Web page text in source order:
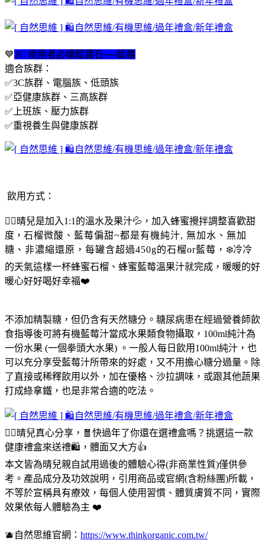
💙3C 使用者必備藍寶石──藍莓
適合族群：
✅️3C族群、電腦族、低頭族
✅️亞健康族群、三高族群
✅️上班族、壓力族群
✅️重視養生與健康族群
飲用方式：
🧚‍♀️晴兒是加入1:1的溫水及果汁💦，加入蜂蜜攪拌調整喜歡甜
度， 石榴微酸、藍莓偏甜~都是有機純汁, 無加水、無加
糖、非濃縮還原，每罐含超過450g的石榴or藍莓， ❄️冷冷
的天氣這樣一杯蜂蜜石榴、蜂蜜藍莓溫果汁就完成，暖暖的好
暖心好好喝好幸福❤️
不添加精製糖，但仍含有天然糖分。糖尿病患在經過營養師飲
食指導後可將有機藍莓汁當成水果類食物攝取，100ml純汁為
一份水果 (一個拳頭大水果) 。一般人每日飲用100ml純汁，也
可以充分享受藍莓汁所帶來的好處，又不用擔心糖分過量。除
了直接或稀釋飲用以外，加在優格、沙拉調味，或跟其他蔬果
打成綠拿鐵，也是非常合適的吃法。
🧚‍♀️晴兒真心分享，🧧快過年了你還在選禮盒嗎？挑選這一款
健康禮盒來送禮🛍，體面又大方👍
本文皆為晴兒親自試用過後的體驗心得(非商業性質)僅供參
考。產品成分及功效說明，引用商品或官網(含粉絲團)所載，
不等於宣稱具有療效，每個人使用習慣、體質膚質不同，實際
效果依每人體驗為主 ❤️
🫐自然思維官網： https://www.thinkorganic.com.tw/